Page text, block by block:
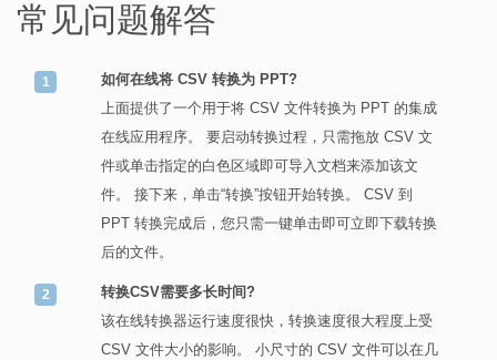
常见问题解答
如何在线将 CSV 转换为 PPT?
上面提供了一个用于将 CSV 文件转换为 PPT 的集成
在线应用程序。 要启动转换过程，只需拖放 CSV 文
件或单击指定的白色区域即可导入文档来添加该文
件。 接下来，单击“转换”按钮开始转换。 CSV 到
PPT 转换完成后，您只需一键单击即可立即下载转换
后的文件。
转换CSV需要多长时间?
该在线转换器运行速度很快，转换速度很大程度上受
CSV 文件大小的影响。 小尺寸的 CSV 文件可以在几